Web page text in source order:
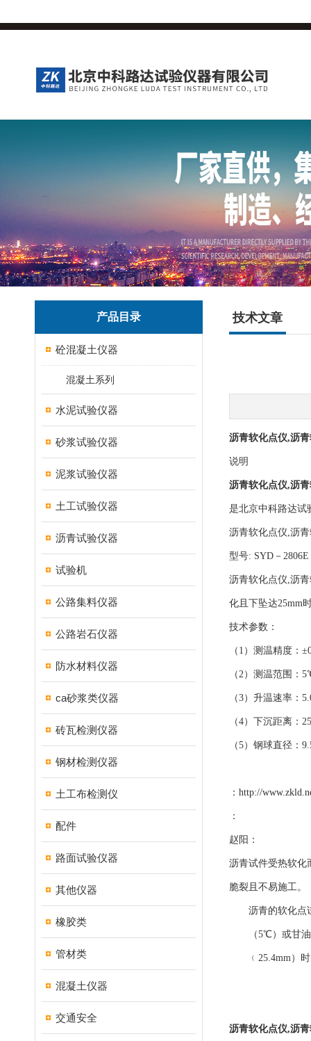
产品目录
砼混凝土仪器
混凝土系列
水泥试验仪器
砂浆试验仪器
泥浆试验仪器
土工试验仪器
沥青试验仪器
试验机
公路集料仪器
公路岩石仪器
防水材料仪器
ca砂浆类仪器
砖瓦检测仪器
钢材检测仪器
土工布检测仪
配件
路面试验仪器
其他仪器
橡胶类
管材类
混凝土仪器
交通安全
技术文章
沥青软化点仪,沥
说明
沥青软化点仪,沥
是北京中科路达试
沥青软化点仪,沥
型号: SYD－2806E
沥青软化点仪,沥
化且下坠达25mm
技术参数：
（1）测温精度：
（2）测温范围
（3）升温速率：
（4）下沉距离：
（5）钢球直径：
： http://
：
赵阳：
沥青试件受热软化
脆裂且不易施工。
沥青的软化点试
（5℃）或甘油（
﹙25.4mm）时
沥青软化点仪,沥